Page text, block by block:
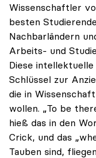
Wissenschaftler
besten
Nachbarländern
Arbeits- und
Diese
Schlüssel zur
die in
wollen. „To be
hieß das in den
Crick, und das
Tauben sind,